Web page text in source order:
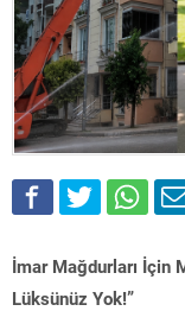
İmar Mağdurları İçin
Lüksünüz Yok!”